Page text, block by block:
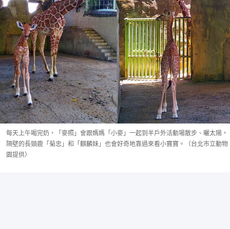
每天上午喝完奶，「麥照」會跟媽媽「小麥」一起到半戶外活動場散步、曬太陽，
隔壁的長頸鹿「菊忠」和「麒麟妹」也會好奇地靠過來看小寶寶。（台北市立動物
園提供）